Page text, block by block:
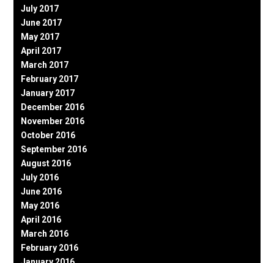
July 2017
June 2017
May 2017
April 2017
March 2017
February 2017
January 2017
December 2016
November 2016
October 2016
September 2016
August 2016
July 2016
June 2016
May 2016
April 2016
March 2016
February 2016